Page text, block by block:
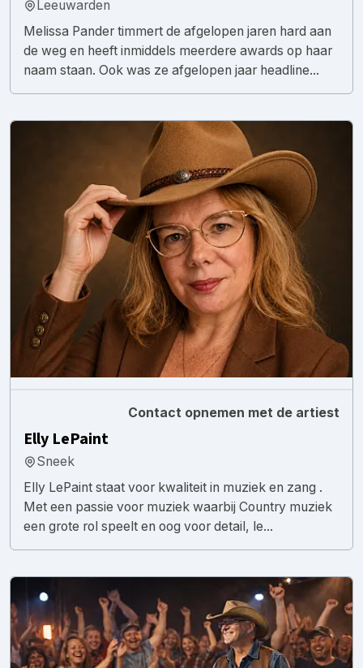
Leeuwarden
Melissa Pander timmert de afgelopen jaren hard aan
de weg en heeft inmiddels meerdere awards op haar
naam staan. Ook was ze afgelopen jaar headline...
Contact opnemen met de artiest
Elly LePaint
Sneek
Elly LePaint staat voor kwaliteit in muziek en zang .
Met een passie voor muziek waarbij Country muziek
een grote rol speelt en oog voor detail, le...